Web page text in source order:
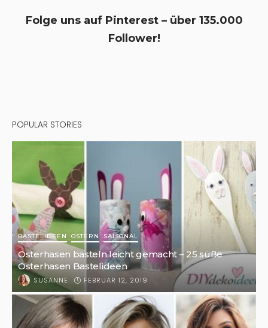
Folge uns auf Pinterest – über 135.000
Follower!
POPULAR STORIES
BASTELIDEEN OSTERN SAISONAL
Osterhasen basteln leicht gemacht – 25 süße
Osterhasen Bastelideen
SUSANNE FEBRUAR 12, 2019